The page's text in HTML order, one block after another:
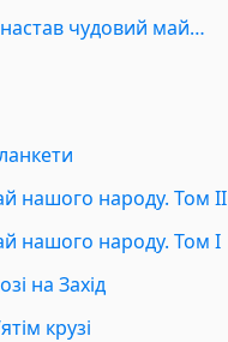
чудовий май…
нашого народу. Том II
нашого народу. Том I
на Захід
крузі